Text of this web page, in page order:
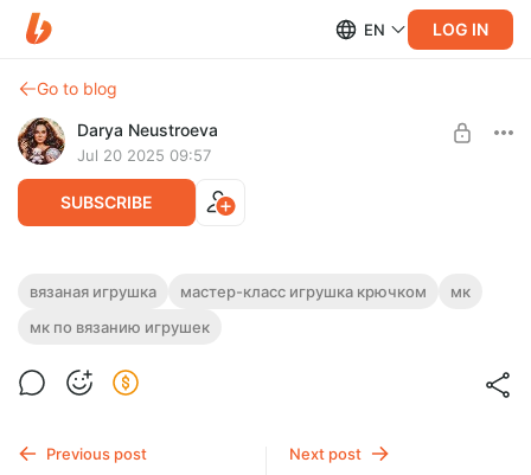
EN LOG IN
Go to blog
Darya Neustroeva
Jul 20 2025 09:57
SUBSCRIBE
Мастер-класс Подводный мир
МК в формaте PDF. Текст + фото.
Post is available after purchase
вязаная игрушка мастер-класс игрушка крючком
мк
мк по вязанию игрушек
Previous post Next post